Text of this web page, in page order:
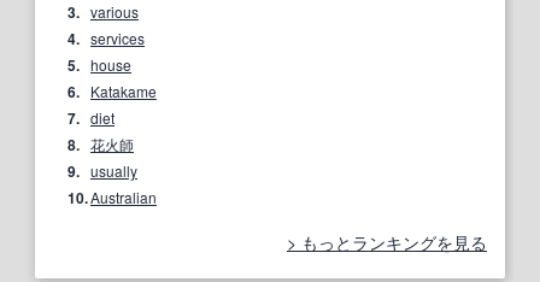
3. various
4. services
5. house
6. Katakame
7. diet
8. 花火師
9. usually
10.Australian
もっとランキングを見る